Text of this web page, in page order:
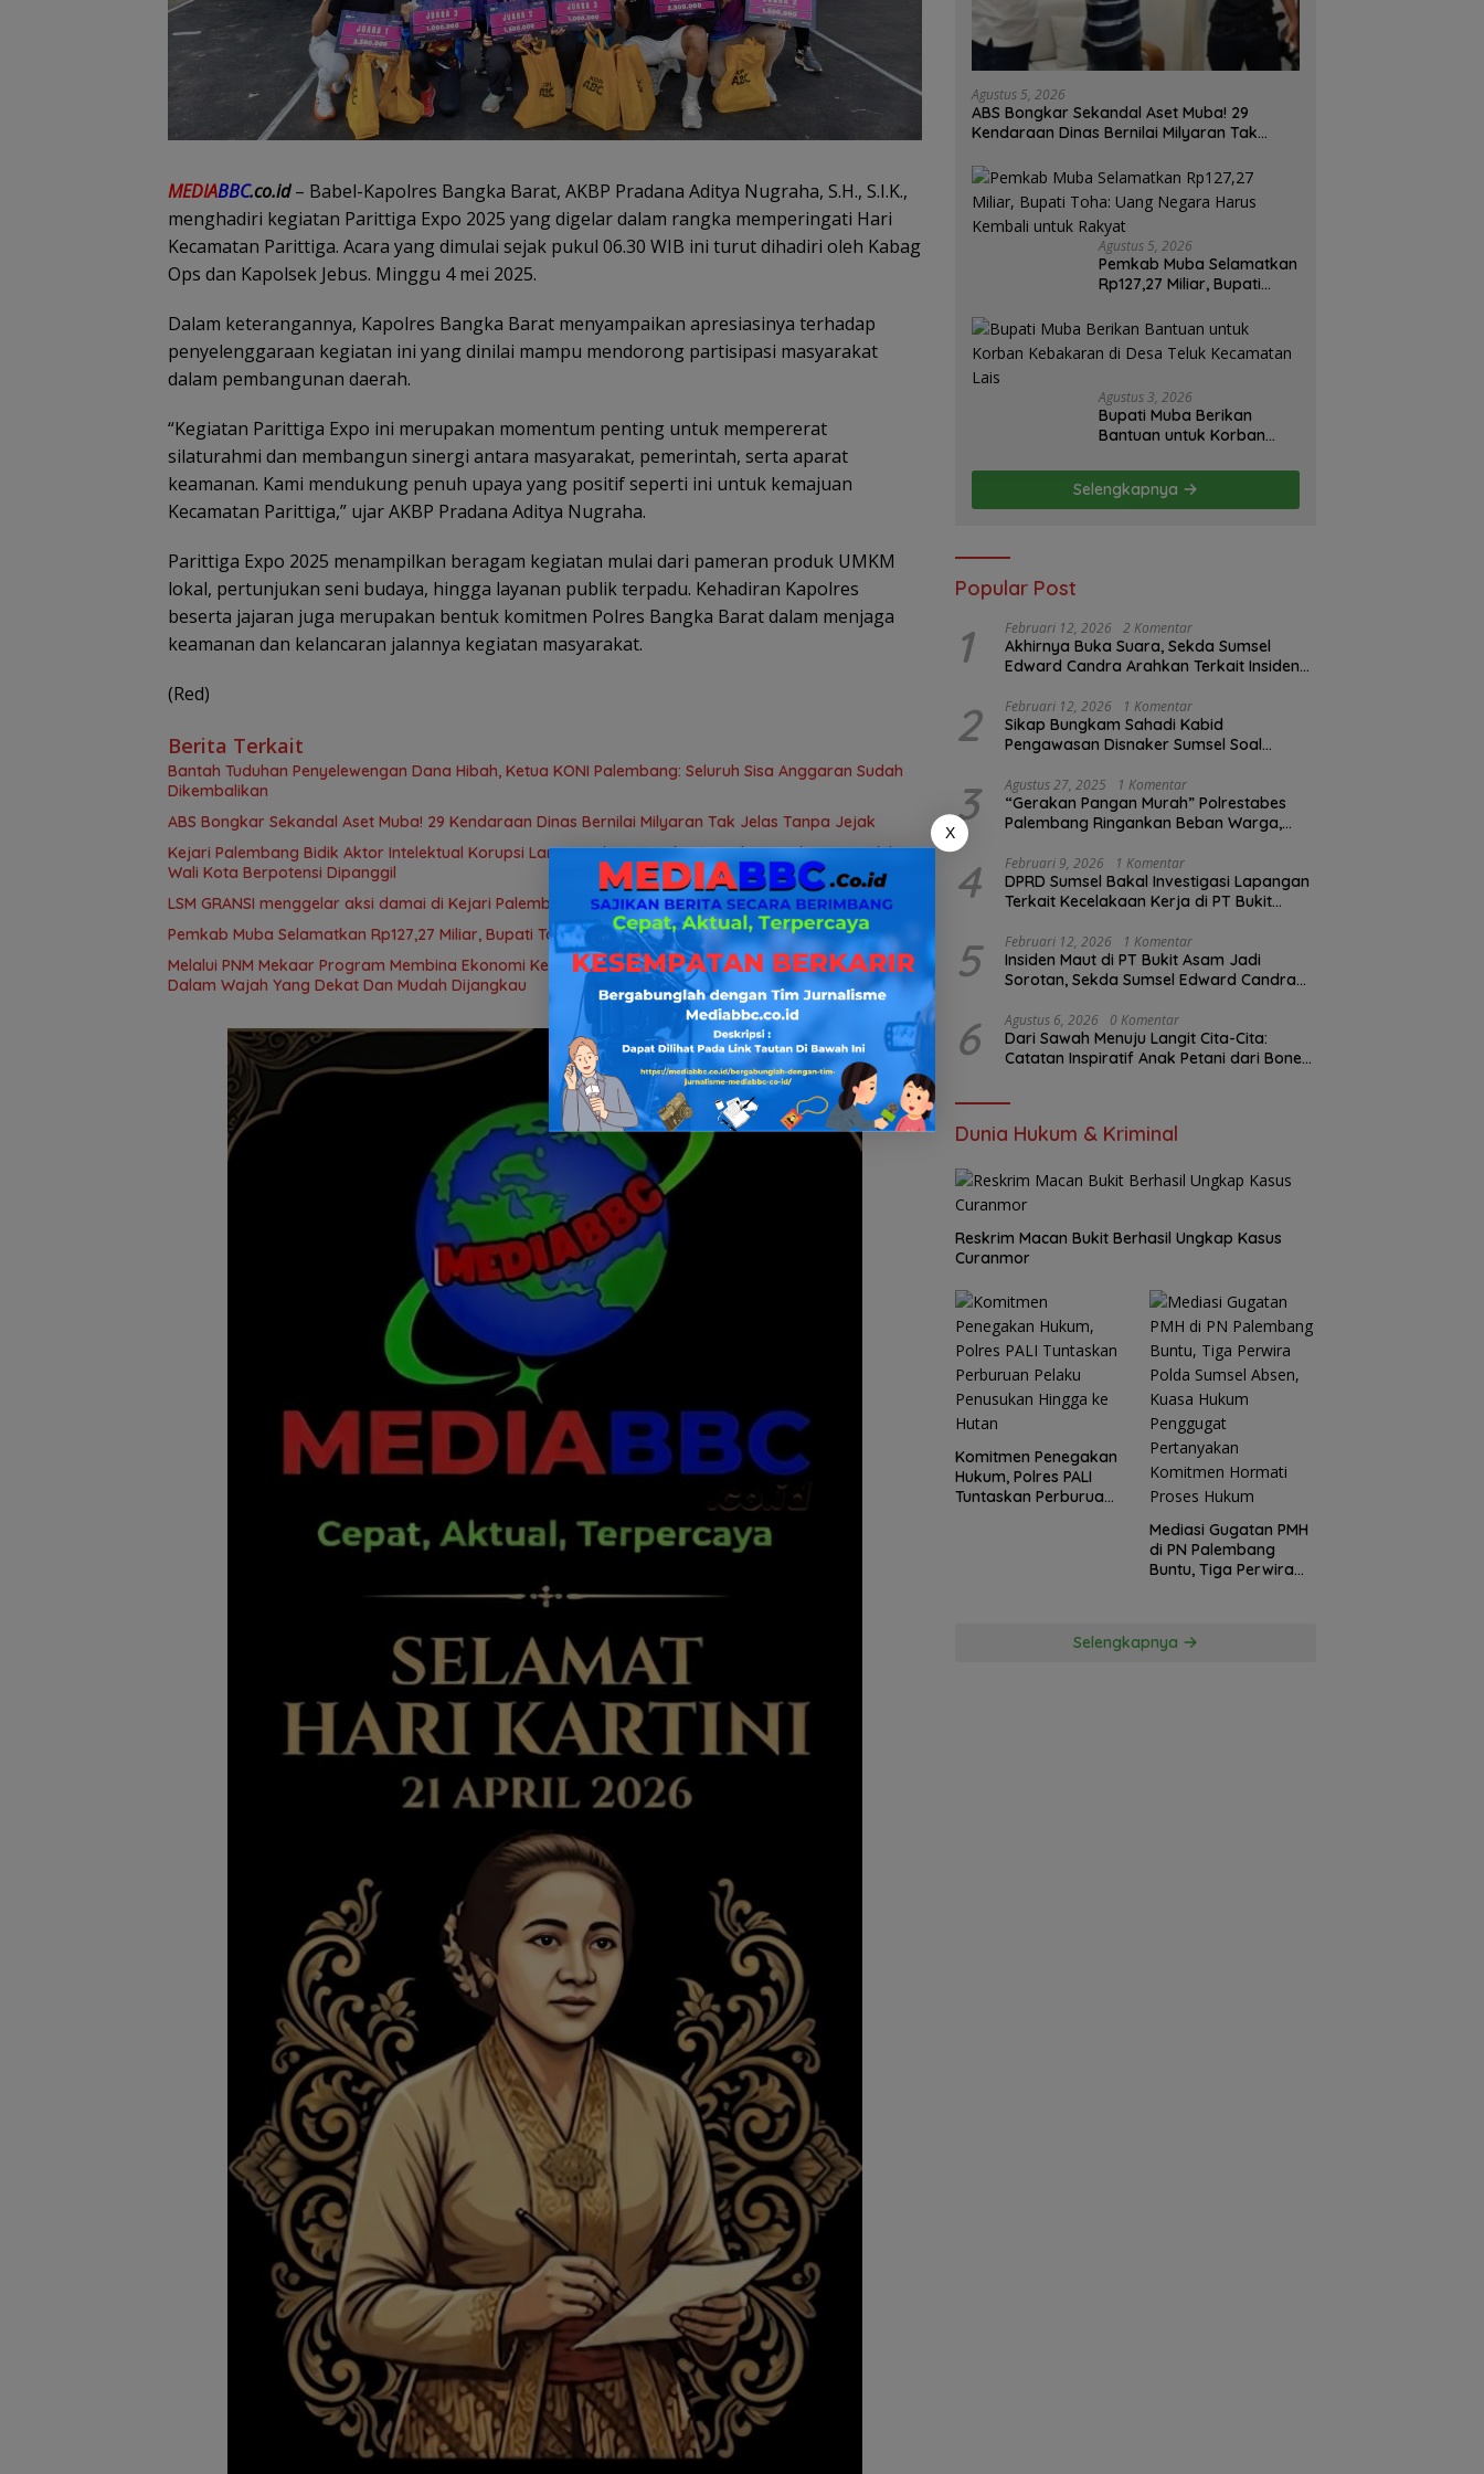
MEDIABBC.co.id– Babel-Kapolres Bangka Barat, AKBP Pradana Aditya Nugraha, S.H., S.I.K.,
menghadiri kegiatan Parittiga Expo 2025 yang digelar dalam rangka memperingati Hari
Kecamatan Parittiga. Acara yang dimulai sejak pukul 06.30 WIB ini turut dihadiri oleh Kabag
Ops dan Kapolsek Jebus. Minggu 4 mei 2025.
Dalam keterangannya, Kapolres Bangka Barat menyampaikan apresiasinya terhadap
penyelenggaraan kegiatan ini yang dinilai mampu mendorong partisipasi masyarakat
dalam pembangunan daerah.
“Kegiatan Parittiga Expo ini merupakan momentum penting untuk mempererat
silaturahmi dan membangun sinergi antara masyarakat, pemerintah, serta aparat
keamanan. Kami mendukung penuh upaya yang positif seperti ini untuk kemajuan
Kecamatan Parittiga,” ujar AKBP Pradana Aditya Nugraha.
Parittiga Expo 2025 menampilkan beragam kegiatan mulai dari pameran produk UMKM
lokal, pertunjukan seni budaya, hingga layanan publik terpadu. Kehadiran Kapolres
beserta jajaran juga merupakan bentuk komitmen Polres Bangka Barat dalam menjaga
keamanan dan kelancaran jalannya kegiatan masyarakat.
(Red)
Berita Terkait
Bantah Tuduhan Penyelewengan Dana Hibah, Ketua KONI Palembang: Seluruh Sisa Anggaran Sudah
Dikembalikan
ABS Bongkar Sekandal Aset Muba! 29 Kendaraan Dinas Bernilai Milyaran Tak Jelas Tanpa Jejak
Kejari Palembang Bidik Aktor Intelektual Korupsi Lampu Jalan, 69 Saksi Diperiksa, Wali Kota-Wakil
Wali Kota Berpotensi Dipanggil
LSM GRANSI menggelar aksi damai di Kejari Palembang terkait dugaan korupsi dana hibah KONI
Pemkab Muba Selamatkan Rp127,27 Miliar, Bupati Toha: Uang Negara Harus Kembali untuk Rakyat
Melalui PNM Mekaar Program Membina Ekonomi Keluarga Prasejahtera (Mekaar), Negara Hadir
Dalam Wajah Yang Dekat Dan Mudah Dijangkau
Agustus 5, 2026
ABS Bongkar Sekandal Aset Muba! 29
Kendaraan Dinas Bernilai Milyaran Tak
Agustus 5, 2026
Pemkab Muba Selamatkan
Rp127,27 Miliar, Bupati
Kembali untuk Rakyat
Agustus 3, 2026
Bupati Muba Berikan
Bantuan untuk Korban
Kecamatan Lais
Selengkapnya
Popular Post
1 Februari 12, 2026 2 Komentar
Akhirnya Buka Suara, Sekda Sumsel
Edward Candra Arahkan Terkait Insiden
2 Februari 12, 2026 1 Komentar
Sikap Bungkam Sahadi Kabid
Pengawasan Disnaker Sumsel Soal
Pengawasan K3?
3 Agustus 27, 2025 1 Komentar
“Gerakan Pangan Murah” Polrestabes
Palembang Ringankan Beban Warga,
4 Februari 9, 2026 1 Komentar
DPRD Sumsel Bakal Investigasi Lapangan
Terkait Kecelakaan Kerja di PT Bukit
5 Februari 12, 2026 1 Komentar
Insiden Maut di PT Bukit Asam Jadi
Sorotan, Sekda Sumsel Edward Candra
6 Agustus 6, 2026 0 Komentar
Dari Sawah Menuju Langit Cita-Cita:
Catatan Inspiratif Anak Petani dari Bone
Dunia Hukum & Kriminal
Reskrim Macan Bukit Berhasil Ungkap Kasus
Curanmor
Komitmen Penegakan
Hukum, Polres PALI
Tuntaskan Perburuan
Mediasi Gugatan PMH
di PN Palembang
Buntu, Tiga Perwira
Pertanyakan
Selengkapnya
X